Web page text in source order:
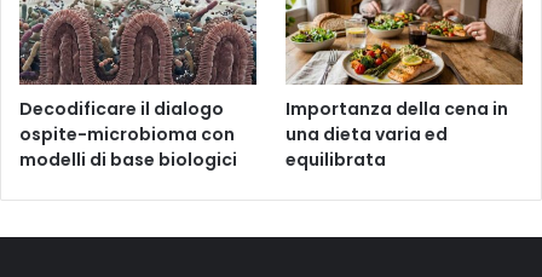
Decodificare il dialogo
ospite-microbioma con
modelli di base biologici
Importanza della cena in
una dieta varia ed
equilibrata